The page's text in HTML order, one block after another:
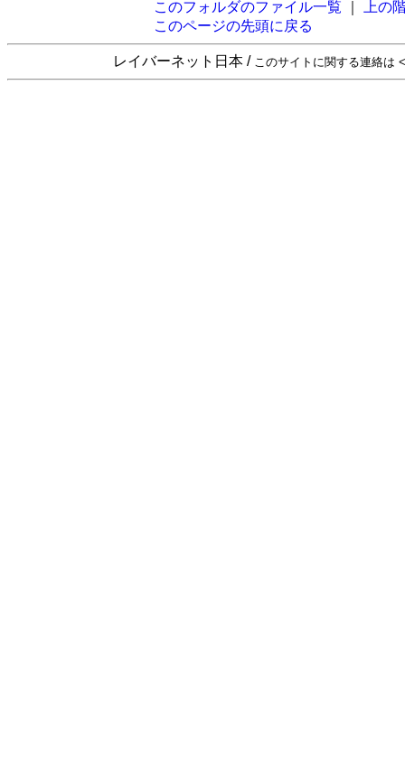
このフォルダのファイル一覧
上の
このページの先頭に戻る
レイバーネット日本 / このサイトに関する連絡は